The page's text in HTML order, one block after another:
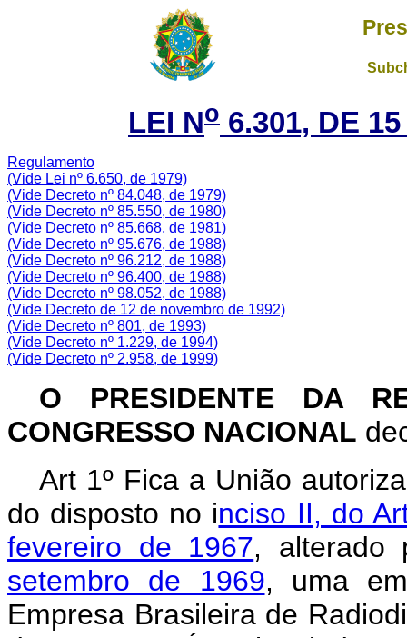
LEI No 6.301, DE
Regulamento
(Vide Lei nº 6.650, de 1979)
(Vide Decreto nº 84.048, de 1979)
(Vide Decreto nº 85.550, de 1980)
(Vide Decreto nº 85.668, de 1981)
(Vide Decreto nº 95.676, de 1988)
(Vide Decreto nº 96.212, de 1988)
(Vide Decreto nº 96.400, de 1988)
(Vide Decreto nº 98.052, de 1988)
(Vide Decreto de 12 de novembro de 1992)
(Vide Decreto nº 801, de 1993)
(Vide Decreto nº 1.229, de 1994)
(Vide Decreto nº 2.958, de 1999)
O PRESIDENTE DA
CONGRESSO NACIONAL
Art 1º Fica a União
do disposto no inciso II, do
fevereiro de 1967,
setembro de 1969, uma
Empresa Brasileira de